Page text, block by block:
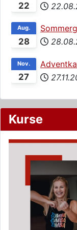
22
28
Aug.
27
Nov.
Kurse